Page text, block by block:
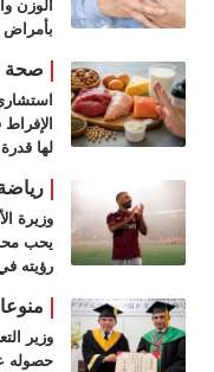
الوزن
بأمراض
صحة
لها
وزيرة
يحب
رؤيته
وزير
حصوله